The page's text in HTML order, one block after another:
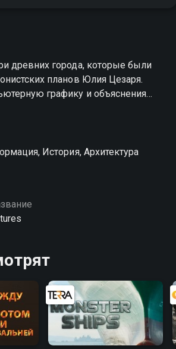
древних города, которые были
планов Юлия Цезаря.
графику и объяснения
секреты этих чудес
1 сезон сериала
Древнего Рима вы можете
в хорошем HD качестве на
История, Архитектура